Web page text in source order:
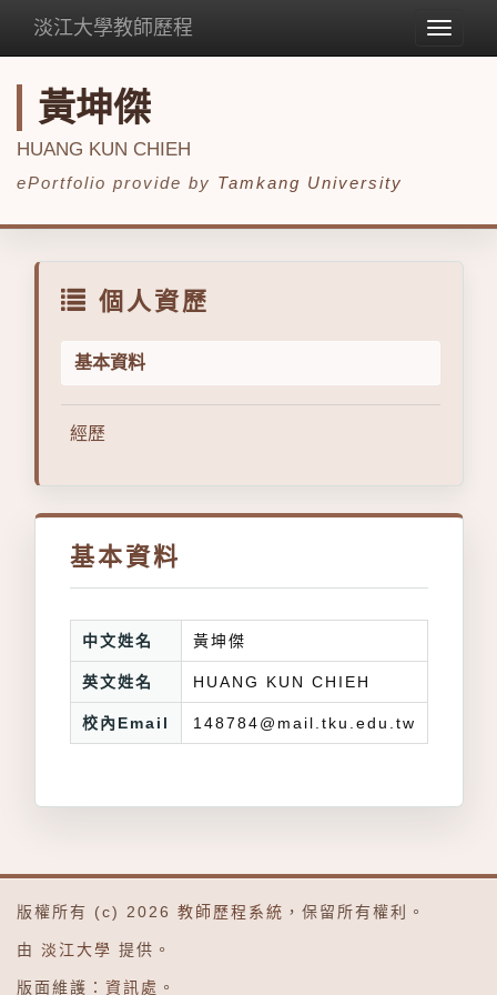
Toggle
淡江大學教師歷程
黃坤傑
HUANG KUN CHIEH
ePortfolio provide by Tamkang University
個人資歷
基本資料
經歷
基本資料
中文姓名 黃坤傑
英文姓名 HUANG KUN CHIEH
校內Email 148784@mail.tku.edu.tw
版權所有 (c) 2026 教師歷程系統 ，保留所有權利。
由 淡江大學 提供。
版面維護： 資訊處 。